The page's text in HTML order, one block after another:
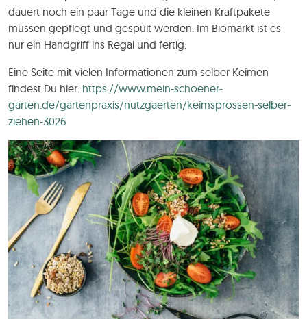
dauert noch ein paar Tage und die kleinen Kraftpakete
müssen gepflegt und gespült werden. Im Biomarkt ist es
nur ein Handgriff ins Regal und fertig.
Eine Seite mit vielen Informationen zum selber Keimen
findest Du hier: https://www.mein-schoener-
garten.de/gartenpraxis/nutzgaerten/keimsprossen-selber-
ziehen-3026